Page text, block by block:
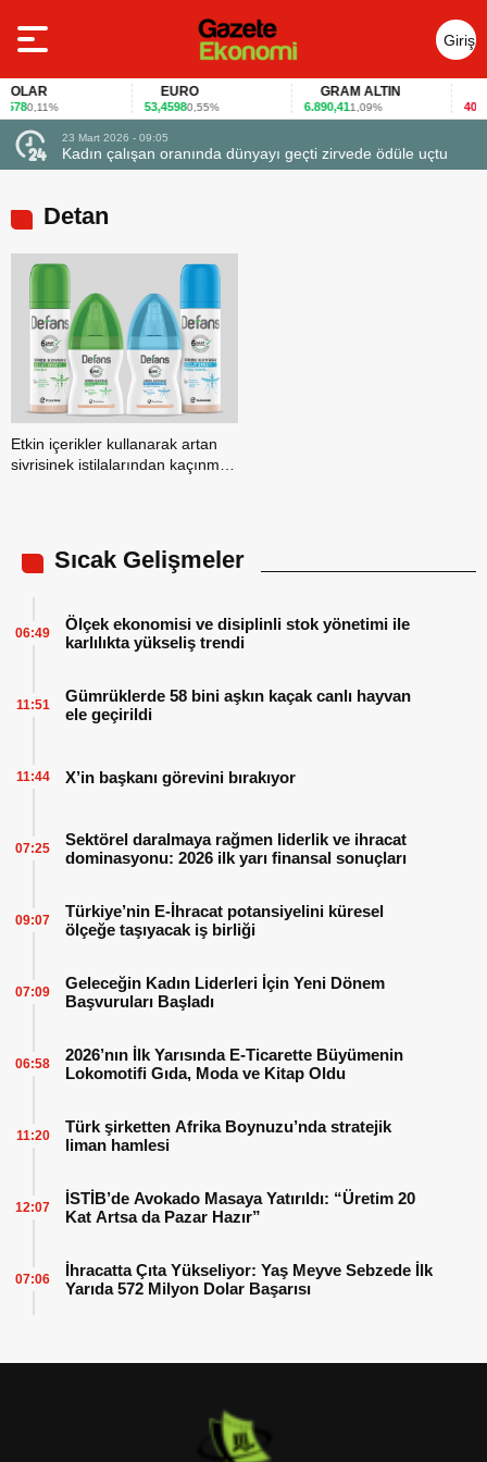
Giriş
Yap
0,11%
EURO
53,45980,55%
GRAM ALTIN
6.890,411,09% 40,65
23 Mart 2026 - 09:05
Kadın çalışan oranında dünyayı geçti zirvede ödüle uçtu
Detan
Etkin içerikler kullanarak artan
sivrisinek istilalarından kaçınmak
Sıcak Gelişmeler
Ölçek ekonomisi ve disiplinli stok yönetimi ile
karlılıkta yükseliş trendi
06:49
Gümrüklerde 58 bini aşkın kaçak canlı hayvan
ele geçirildi
11:51
X’in başkanı görevini bırakıyor
11:44
Sektörel daralmaya rağmen liderlik ve ihracat
dominasyonu: 2026 ilk yarı finansal sonuçları
07:25
Türkiye’nin E-İhracat potansiyelini küresel
ölçeğe taşıyacak iş birliği
09:07
Geleceğin Kadın Liderleri İçin Yeni Dönem
Başvuruları Başladı
07:09
2026’nın İlk Yarısında E-Ticarette Büyümenin
Lokomotifi Gıda, Moda ve Kitap Oldu
06:58
Türk şirketten Afrika Boynuzu’nda stratejik
liman hamlesi
11:20
İSTİB’de Avokado Masaya Yatırıldı: “Üretim 20
Kat Artsa da Pazar Hazır”
12:07
İhracatta Çıta Yükseliyor: Yaş Meyve Sebzede İlk
Yarıda 572 Milyon Dolar Başarısı
07:06